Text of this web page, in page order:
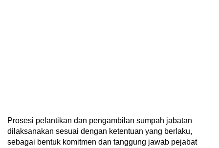
Prosesi pelantikan dan pengambilan sumpah jabatan
dilaksanakan sesuai dengan ketentuan yang berlaku,
sebagai bentuk komitmen dan tanggung jawab pejabat